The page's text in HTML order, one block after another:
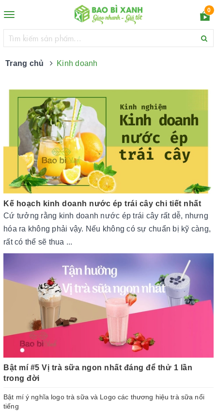
Toggle
navigation
0
Trang chủ Kinh doanh
Kế hoạch kinh doanh nước ép trái cây chi tiết nhất
Cứ tưởng rằng kinh doanh nước ép trái cây rất dễ, nhưng
hóa ra không phải vậy. Nếu không có sự chuẩn bị kỹ càng,
rất có thể sẽ thua ...
Bật mí #5 Vị trà sữa ngon nhất đáng để thử 1 lần
trong đời
Bật mí ý nghĩa logo trà sữa và Logo các thương hiệu trà sữa nổi
tiếng